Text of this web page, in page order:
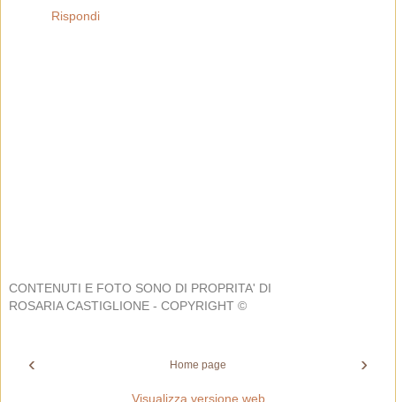
Rispondi
CONTENUTI E FOTO SONO DI PROPRITA' DI
ROSARIA CASTIGLIONE - COPYRIGHT ©
‹ ›
Home page
Visualizza versione web